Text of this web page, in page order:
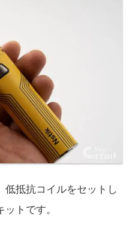
低抵抗コイルをセットし
トです。